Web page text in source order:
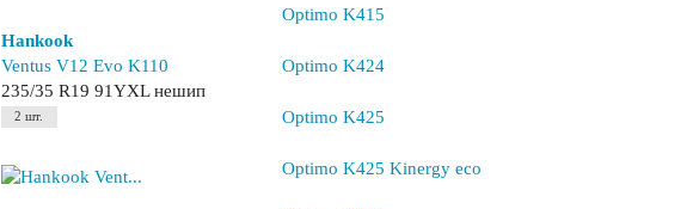
Hankook
Ventus V12 Evo K110
235/35 R19 91YXL нешип
2 шт.
Optimo K415
Optimo K424
Optimo K425
Optimo K425 Kinergy eco